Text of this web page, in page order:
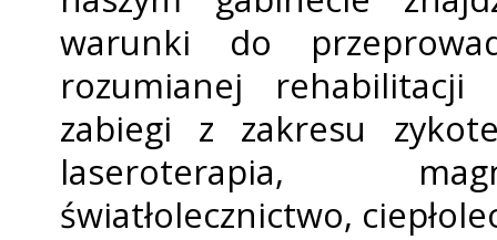
warunki do
rozumianej
zabiegi z zakresu
laseroterapia,
światłolecznictwo,